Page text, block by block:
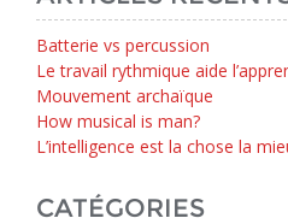
Batterie vs percussion
Le travail rythmique aide
Mouvement archaïque
How musical is man?
L’intelligence est la chose la
CATÉGORIES